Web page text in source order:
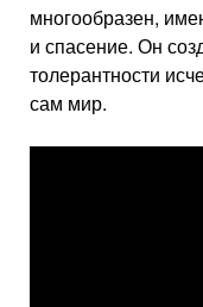
многообразен,
и спасение. Он
толерантности
сам мир.